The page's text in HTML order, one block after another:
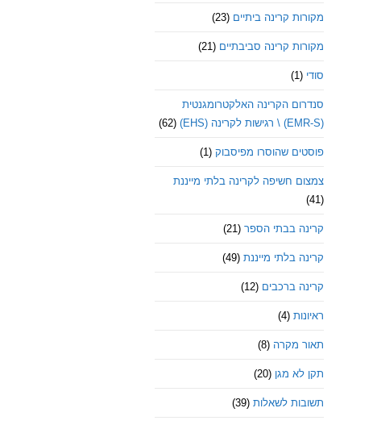
מקורות קרינה ביתיים (23)
מקורות קרינה סביבתיים (21)
סודי (1)
סנדרום הקרינה האלקטרומגנטית
(EMR-S) \ רגישות לקרינה (EHS)
(62)
פוסטים שהוסרו מפיסבוק (1)
צמצום חשיפה לקרינה בלתי מייננת
(41)
קרינה בבתי הספר (21)
קרינה בלתי מייננת (49)
קרינה ברכבים (12)
ראיונות (4)
תאור מקרה (8)
תקן לא מגן (20)
תשובות לשאלות (39)